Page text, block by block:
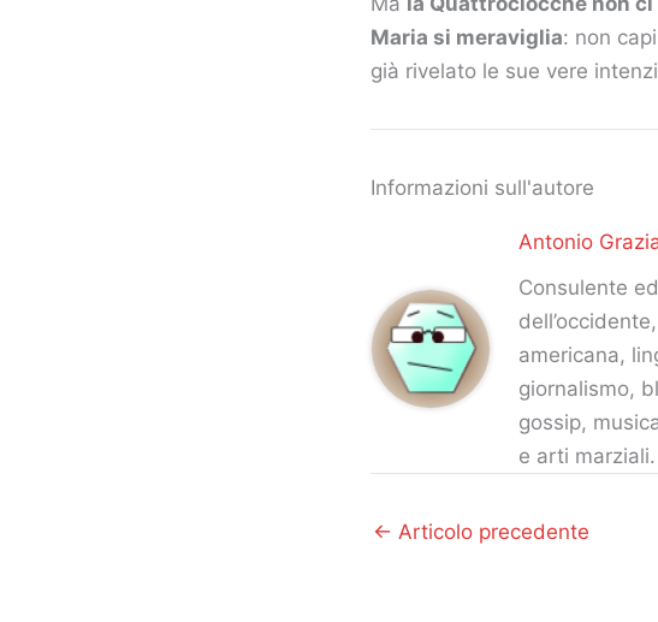
Maria si meraviglia: non
già rivelato le sue vere
Informazioni sull'autore
Antonio
Consulente
americana,
giornalismo,
gossip,
e arti marziali.
← Articolo precedente